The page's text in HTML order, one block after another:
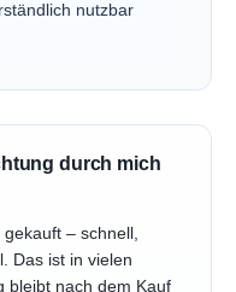
nutzbar
durch mich
– schnell,
Das ist in vielen
bleibt nach dem Kauf